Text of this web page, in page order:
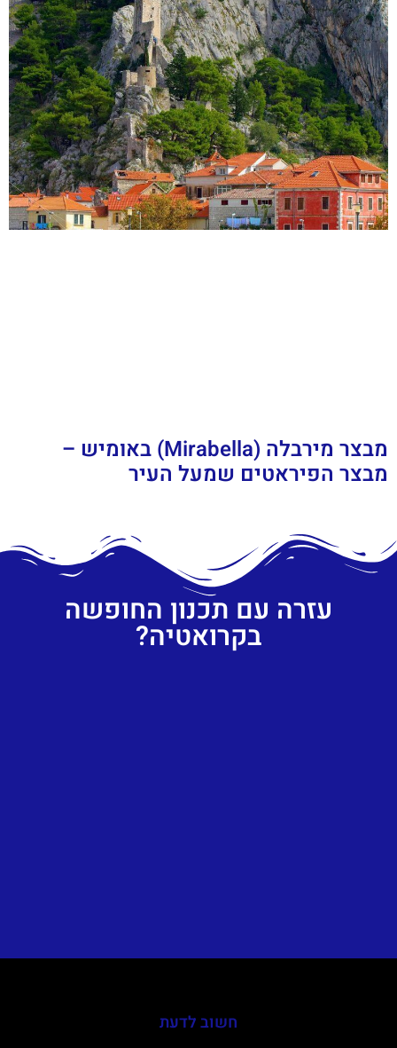
מבצר מירבלה (Mirabella) באומיש –
מבצר הפיראטים שמעל העיר
עזרה עם תכנון החופשה
בקרואטיה?
חשוב לדעת